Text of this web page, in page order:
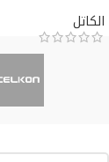
الكاتل